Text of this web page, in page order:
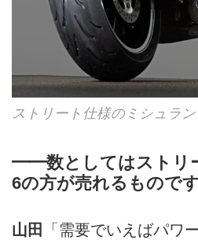
ストリート仕様のミシュラ
━━数としてはストリ
6の方が売れるものです
山田
「需要でいえばパワ